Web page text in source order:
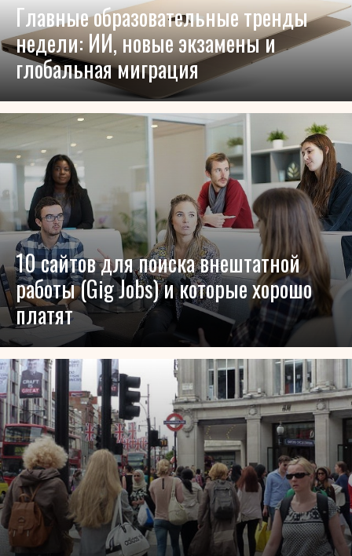
Главные образовательные тренды
недели: ИИ, новые экзамены и
глобальная миграция
10 сайтов для поиска внештатной
работы (Gig Jobs) и которые хорошо
платят